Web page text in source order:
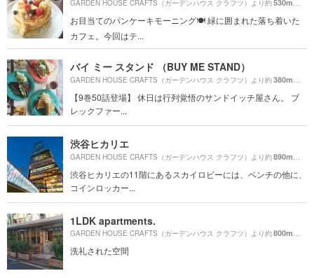
GARDEN HOUSE CRAFTS（ガーデンハウス クラフツ）より約530m （徒
お目当てのパンケーキモーニング🍽 緑に囲まれた落ち着いた
カフェ。今回はテ...
バイ ミー スタンド （BUY ME STAND）
GARDEN HOUSE CRAFTS（ガーデンハウス クラフツ）より約380m （徒
【9巻50話登場】 休日は行列覚悟のサンドイッチ屋さん。 ブ
レックファー...
渋谷ヒカリエ
GARDEN HOUSE CRAFTS（ガーデンハウス クラフツ）より約890m （徒
渋谷ヒカリエの11階にあるスカイロビーには、ベンチの他に、
コインロッカー...
1LDK apartments.
GARDEN HOUSE CRAFTS（ガーデンハウス クラフツ）より約800m （徒
洗礼された空間